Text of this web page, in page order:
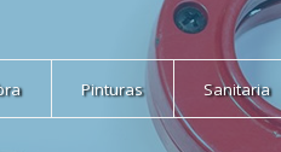
Pinturas Sanitaria